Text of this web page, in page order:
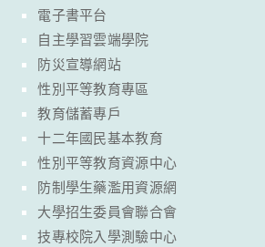
電子書平台
自主學習雲端學院
防災宣導網站
性別平等教育專區
教育儲蓄專戶
十二年國民基本教育
性別平等教育資源中心
防制學生藥濫用資源網
大學招生委員會聯合會
技專校院入學測驗中心